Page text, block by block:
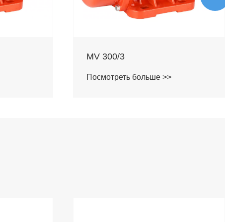
MV 400/3
Посмотреть больше >>